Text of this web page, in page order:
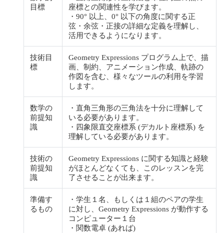
目標
座標との関連性を学びます。
・90° 以上、0° 以下の角度に関する正
弦・余弦・正接の詳細な定義を理解し、
活用できるようになります。
技術目
標
Geometry Expressions プログラム上で、描
画、制約、アニメーション作成、軌跡の
作図を含む、様々なツールの利用を学習
します。
数学の
前提知
識
・直角三角形の三角法を十分に理解して
いる必要があります。
・四象限直交座標系 (デカルト座標系) を
理解している必要があります。
技術の
前提知
識
Geometry Expressions に関する知識と経験
がほとんどなくても、このレッスンを完
了させることが出来ます。
準備す
るもの
・学生１名、もしくは１組のペアの学生
に対し、Geometry Expressions が動作する
コンピューター１台
・関数電卓 (あれば)